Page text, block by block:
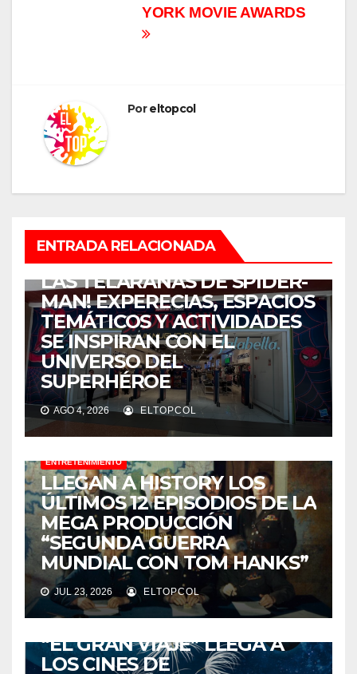
YORK MOVIE AWARDS
Poreltopcol
ENTRADA RELACIONADA
ENTRETENIMIENTO
¡COLOMBIA SE ENREDÓ EN
LAS TELARAÑAS DE SPIDER-
MAN! EXPERECIAS, ESPACIOS
TEMÁTICOS Y ACTIVIDADES
SE INSPIRAN CON EL
UNIVERSO DEL
SUPERHÉROE
AGO 4, 2026 ELTOPCOL
ENTRETENIMIENTO
LLEGAN A HISTORY LOS
ÚLTIMOS 12 EPISODIOS DE LA
MEGA PRODUCCIÓN
“SEGUNDA GUERRA
MUNDIAL CON TOM HANKS”
JUL 23, 2026 ELTOPCOL
“EL GRAN VIAJE” LLEGA A
LOS CINES DE